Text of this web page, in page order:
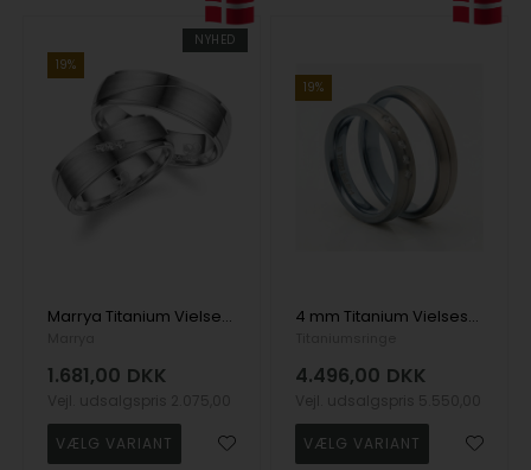
NYHED
19%
Marrya Titanium Vielsesringe med 3 stk Zirkonia
1.681,00 DKK
19%
4 mm Titanium Vielsesringe, med 0,05 ct TW/SI diamanter i hendes
4.496,00 DKK